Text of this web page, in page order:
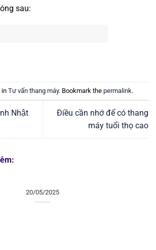
sau:
in Tư vấn thang máy. Bookmark the permalink.
Nhật
Điều cần nhớ để có thang
máy tuổi thọ cao
20/05/2025